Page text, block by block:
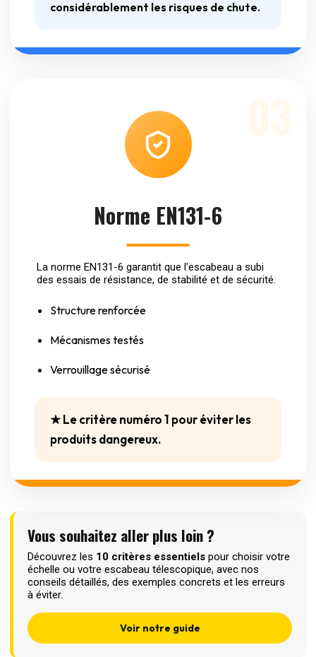
considérablement les risques de chute.
Norme EN131-6
La norme EN131-6 garantit que l'escabeau a subi
des essais de résistance, de stabilité et de sécurité.
Structure renforcée
Mécanismes testés
Verrouillage sécurisé
★ Le critère numéro 1 pour éviter les
produits dangereux.
Vous souhaitez aller plus loin ?
Découvrez les 10 critères essentiels pour choisir votre
échelle ou votre escabeau télescopique, avec nos
conseils détaillés, des exemples concrets et les erreurs
à éviter.
Voir notre guide